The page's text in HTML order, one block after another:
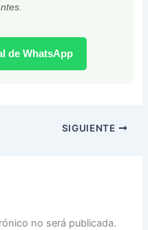
de WhatsApp
SIGUIENTE
no será publicada.